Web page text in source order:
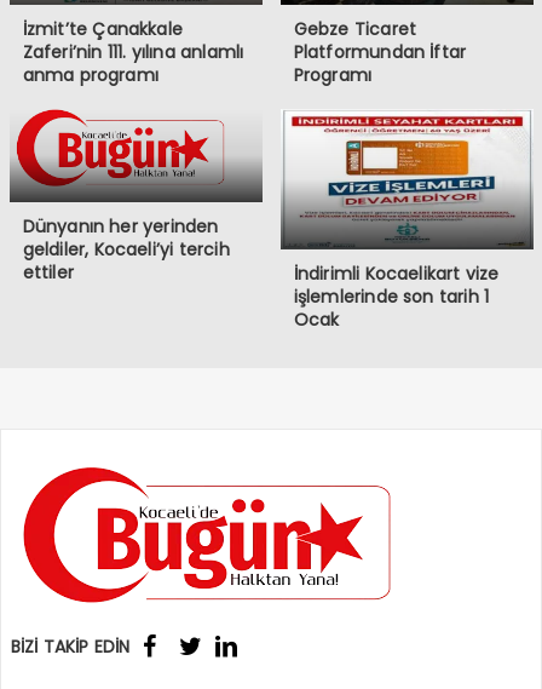
İzmit’te Çanakkale
Zaferi’nin 111. yılına anlamlı
anma programı
Gebze Ticaret
Platformundan İftar
Programı
Dünyanın her yerinden
geldiler, Kocaeli’yi tercih
ettiler
İndirimli Kocaelikart vize
işlemlerinde son tarih 1
Ocak
BİZİ TAKİP EDİN